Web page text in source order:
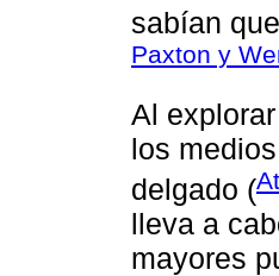
sabían
Paxton y
Al
los
delgado (
lleva a
mayores